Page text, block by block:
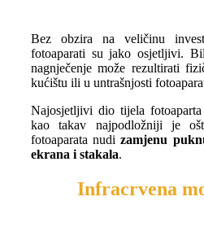
Bez obzira na veličinu
fotoaparati su jako osjetljivi.
nagnječenje može rezultirati
kućištu ili u untrašnjosti
Najosjetljivi dio tijela
kao takav najpodložniji je
fotoaparata nudizamjenu
ekrana i stakala.
Infracrvena